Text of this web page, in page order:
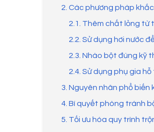
2. Các phương pháp
2.1. Thêm chất lỏng từ
2.2. Sử dụng hơi nước
2.3. Nhào bột đúng kỹ
2.4. Sử dụng phụ gia
3. Nguyên nhân phổ biến
4. Bí quyết phòng tránh
5. Tối ưu hóa quy trình